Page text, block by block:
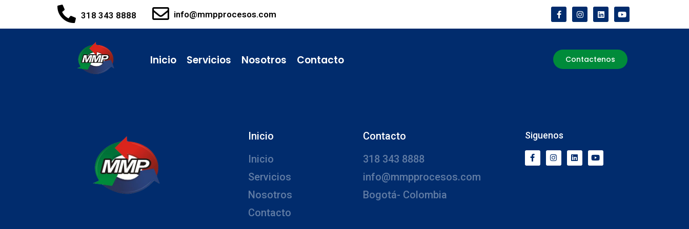
318 343 8888 info@mmpprocesos.com
Inicio Servicios Nosotros Contacto Contactenos
Inicio
Inicio
Servicios
Nosotros
Contacto
Contacto
318 343 8888
info@mmpprocesos.com
Bogotá- Colombia
Siguenos